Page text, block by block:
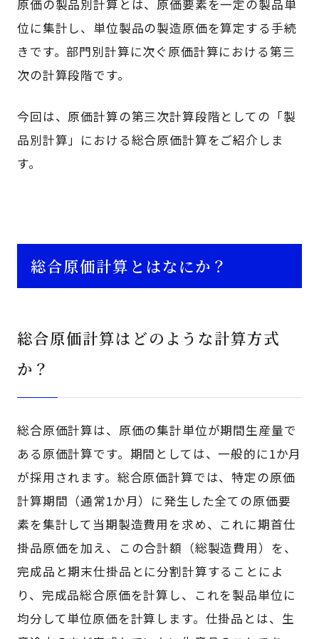
原価の製品別計算とは、原価要素を一定の製品単
位に集計し、単位製品の製造原価を算定する手続
きです。部門別計算に次ぐ原価計算における第三
次の計算段階です。
今回は、原価計算の第三次計算段階としての「製
品別計算」における総合原価計算をご紹介しま
す。
総合原価計算とはなにか？
総合原価計算はどのような計算方式
か？
総合原価計算は、原価の集計単位が期間生産量で
ある原価計算です。期間としては、一般的に1か月
が採用されます。総合原価計算では、特定の原価
計算期間（通常1か月）に発生した全ての原価要
素を集計して当期製造費用を求め、これに期首仕
掛品原価を加え、この合計額（総製造費用）を、
完成品と期末仕掛品とに分割計算することによ
り、完成品総合原価を計算し、これを製品単位に
均分して単位原価を計算します。仕掛品とは、生